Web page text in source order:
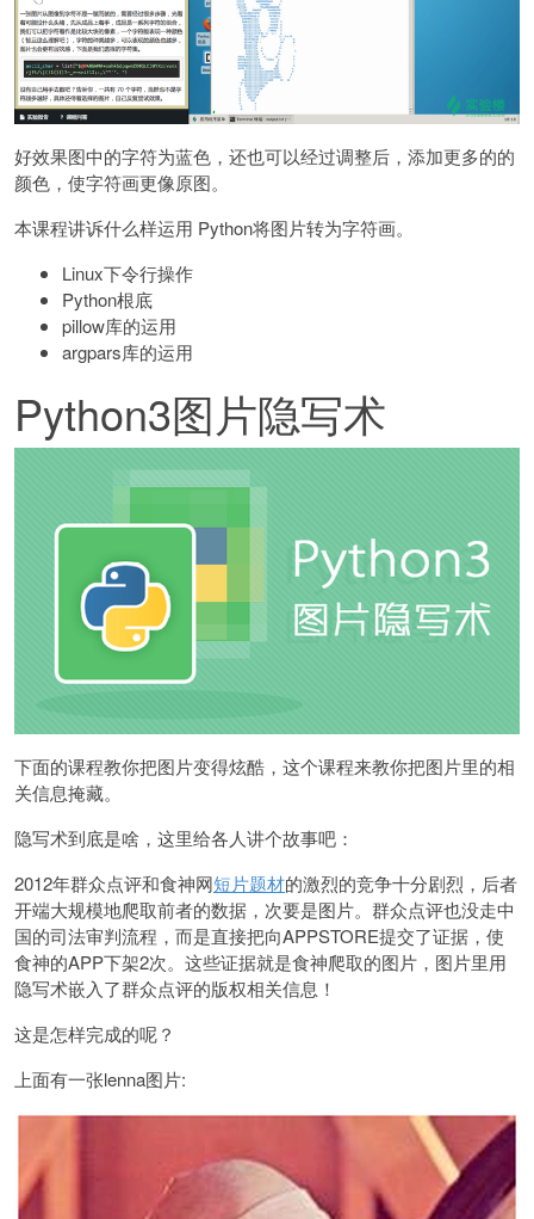
好效果图中的字符为蓝色，还也可以经过调整后，添加更多的的
颜色，使字符画更像原图。
本课程讲诉什么样运用 Python将图片转为字符画。
Linux下令行操作
Python根底
pillow库的运用
argpars库的运用
Python3图片隐写术
下面的课程教你把图片变得炫酷，这个课程来教你把图片里的相
关信息掩藏。
隐写术到底是啥，这里给各人讲个故事吧：
2012年群众点评和食神网短片题材的激烈的竞争十分剧烈，后者
开端大规模地爬取前者的数据，次要是图片。群众点评也没走中
国的司法审判流程，而是直接把向APPSTORE提交了证据，使
食神的APP下架2次。这些证据就是食神爬取的图片，图片里用
隐写术嵌入了群众点评的版权相关信息！
这是怎样完成的呢？
上面有一张lenna图片: